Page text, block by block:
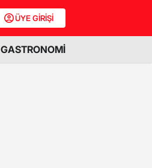
ÜYE GİRİŞİ
GASTRONOMİ